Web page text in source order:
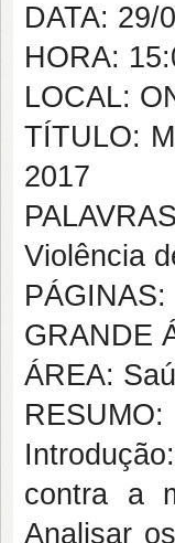
DATA: 29/
HORA:
LOCAL:
TÍTULO:
2017
Violência
PÁGINAS:
GRANDE
ÁREA:
RESUMO:
contra a
Analisar